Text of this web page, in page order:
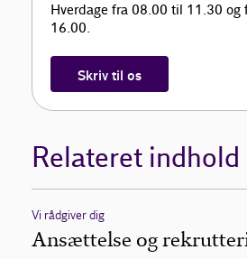
Hverdage fra 08.00 til 11.30 og
16.00.
Skriv til os
Relateret indhold
Vi rådgiver dig
Ansættelse og